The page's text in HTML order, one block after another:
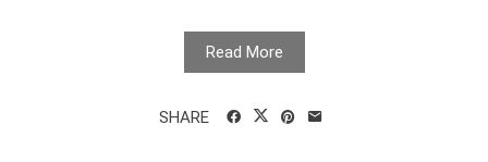
Read More
SHARE